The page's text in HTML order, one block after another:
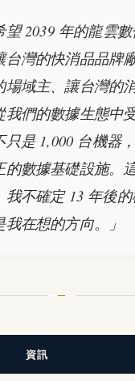
望 2039 年的龍雲
台灣的快消品品牌
場域主、讓台灣的
我們的數據生態中
只是 1,000 台機器
的數據基礎設施。
我不確定 13 年後的
我在想的方向。」
資訊